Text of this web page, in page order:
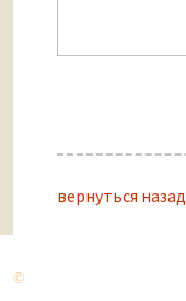
вернуться назад
©